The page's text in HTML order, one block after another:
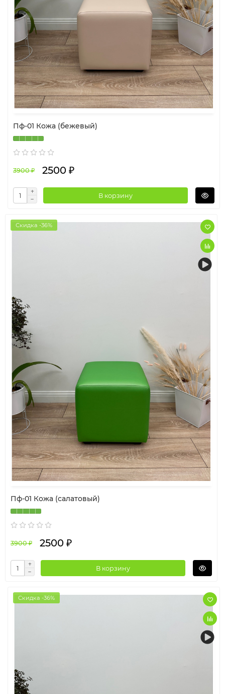
Пф-01 Кожа (бежевый)
3900 ₽ 2500 ₽
В корзину
Скидка -36%
Пф-01 Кожа (салатовый)
3900 ₽ 2500 ₽
В корзину
Скидка -36%